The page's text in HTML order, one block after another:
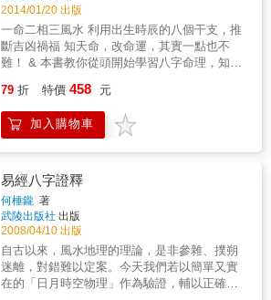
大地之中，藏火、藏水，以及金屬之礦，孰造
成之？萬卉萌生，孰使令之？科學萬能，可以
化析原質，造成種子，而不能使其萌芽；此萌
芽之活動力，即木也；故金木水火，乃天地自
然之質。萬物成於土而歸土，載此金木水火之
質者，土也。人秉天地之氣而生，暖氣，火
木也。而人身骨肉之質，運用此金木水火者，
土也。人生秉氣受形，有不期然而然者，自不
能不隨此自然之氣以轉移也。 有是五行，何以
五行之中，各有陰陽。即以木論，甲乙者，木
之陰陽也。甲者，乙之氣；乙者，甲之質。在
天為生氣，而流行於萬物者，甲也；在地為萬
物，而承茲生氣者，乙也。又細分之，生氣之
散佈者，甲之甲；而生氣之凝成者，甲之乙；
萬木之所以有枝葉者，乙之甲；而萬木之枝枝
葉葉者，乙之乙也。 方其為甲，而乙之氣已
2014/01/20 出版
一命二相三風水 利用出生時辰的八個干支，推
斷吉凶禍福 知天命，改命運，其實一點也不
難！ & 本書教你從頭開始學習八字命理，知曉
詳盡細說核心概念，逐步加深理論內容，並介
紹實戰技巧和名人八字分析。 核心規則（卷
一）：打好八字論命的基礎 逐步介紹八字的概
論（卷二）：納音五行、神煞、八格論命 納音
五行、神煞論命、八格論命是八字學的三種輔
助性理論，可以加強讀者對八字理論的運用！
本書列舉五十條合婚口訣，同時也將120種納音
五行組合製成表，方便讀者查閱使用。 從簡單
的口訣，可以預測個人命運，方便讀者更容易
了解論命的訣竅。 男女合婚口訣： 男金女金好
處多，夫妻恩愛樂呵呵，兒女隨心又滿意，晚
79 折 特價 458 元
加入購物車
易經八字證釋
何棰鑨 著
武陵出版社 出版
2008/04/10 出版
自古以來，風水地理的理論，是非參雜、撲朔
迷離，對錯難以定案。今天我們若以簡單又實
在的「日月時空物理」作為驗證，輔以正確的